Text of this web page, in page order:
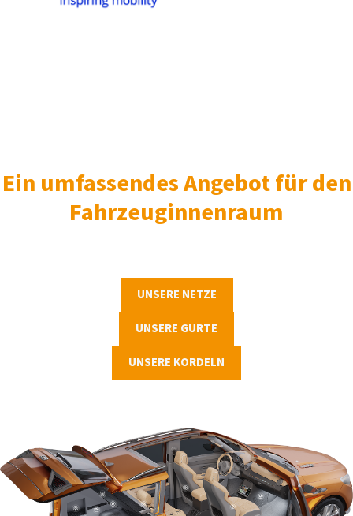
Ein umfassendes Angebot für den
Fahrzeuginnenraum
UNSERE NETZE
UNSERE GURTE
UNSERE KORDELN